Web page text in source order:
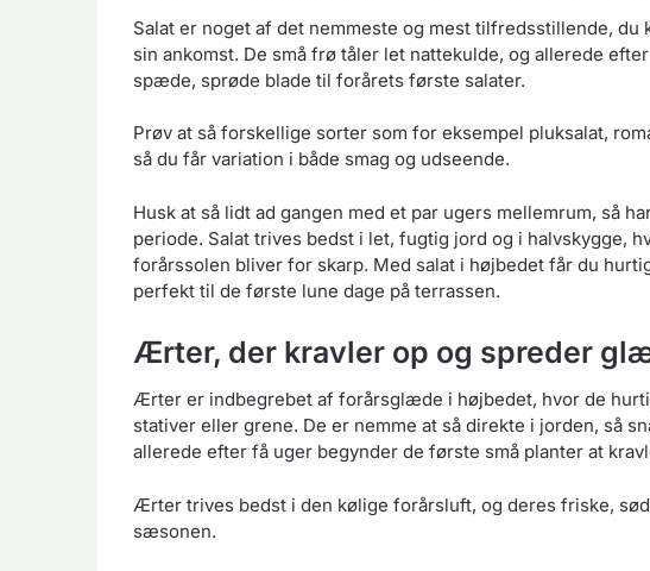
Salat er noget af det nemmeste og mest tilfredsstillende, du
sin ankomst. De små frø tåler let nattekulde, og allerede
spæde, sprøde blade til forårets første salater.
Prøv at så forskellige sorter som for eksempel pluksalat,
så du får variation i både smag og udseende.
Husk at så lidt ad gangen med et par ugers mellemrum, så
periode. Salat trives bedst i let, fugtig jord og i halvskygge,
forårssolen bliver for skarp. Med salat i højbedet får du
perfekt til de første lune dage på terrassen.
Ærter, der kravler op og spreder
Ærter er indbegrebet af forårsglæde i højbedet, hvor de
stativer eller grene. De er nemme at så direkte i jorden, så
allerede efter få uger begynder de første små planter at
Ærter trives bedst i den kølige forårsluft, og deres friske,
sæsonen.